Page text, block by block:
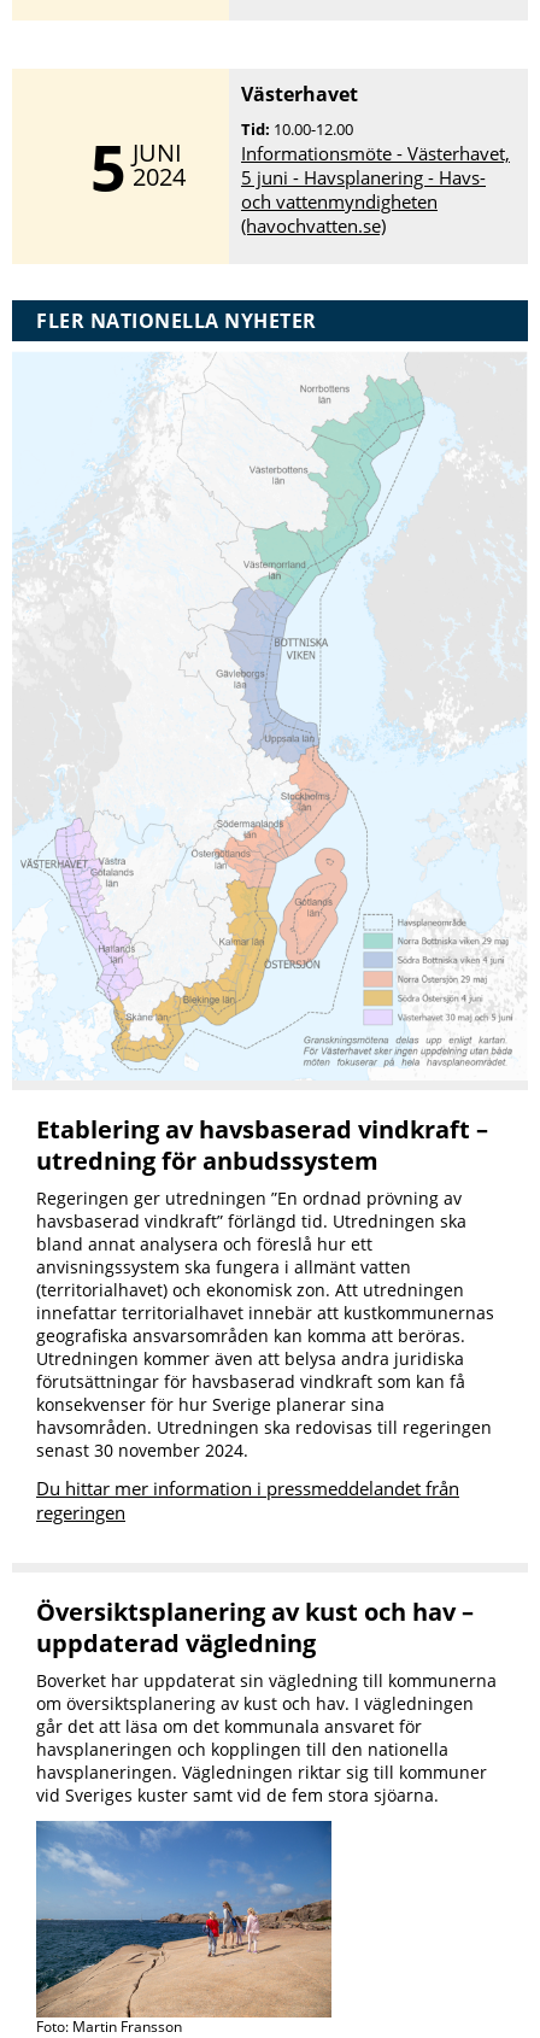
5 JUNI
2024
Västerhavet
Tid: 10.00-12.00
Informationsmöte - Västerhavet,
5 juni - Havsplanering - Havs-
och vattenmyndigheten
(havochvatten.se)
FLER NATIONELLA NYHETER
Etablering av havsbaserad vindkraft –
utredning för anbudssystem
Regeringen ger utredningen ”En ordnad prövning av
havsbaserad vindkraft” förlängd tid. Utredningen ska
bland annat analysera och föreslå hur ett
anvisningssystem ska fungera i allmänt vatten
(territorialhavet) och ekonomisk zon. Att utredningen
innefattar territorialhavet innebär att kustkommunernas
geografiska ansvarsområden kan komma att beröras.
Utredningen kommer även att belysa andra juridiska
förutsättningar för havsbaserad vindkraft som kan få
konsekvenser för hur Sverige planerar sina
havsområden. Utredningen ska redovisas till regeringen
senast 30 november 2024.
Du hittar mer information i pressmeddelandet från
regeringen
Översiktsplanering av kust och hav –
uppdaterad vägledning
Boverket har uppdaterat sin vägledning till kommunerna
om översiktsplanering av kust och hav. I vägledningen
går det att läsa om det kommunala ansvaret för
havsplaneringen och kopplingen till den nationella
havsplaneringen. Vägledningen riktar sig till kommuner
vid Sveriges kuster samt vid de fem stora sjöarna.
Foto: Martin Fransson